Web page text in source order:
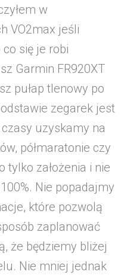
w
VO2max jeśli
się je robi
Garmin FR920XT
pułap tlenowy po
zegarek jest
uzyskamy na
półmaratonie czy
tylko założenia i nie
Nie popadajmy
które pozwolą
zaplanować
że będziemy bliżej
Nie mniej jednak